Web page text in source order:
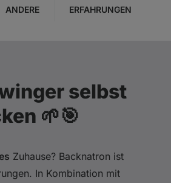
ANDERE ERFAHRUNGEN
selbst
🌱🎯
Zuhause? Backnatron ist
In Kombination mit